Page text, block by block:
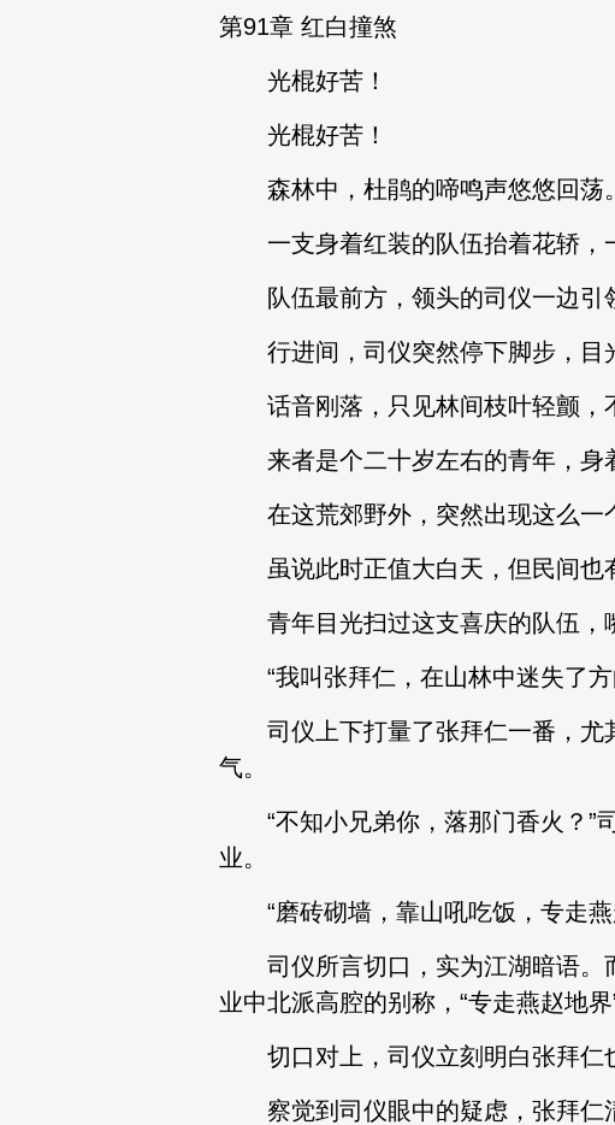
第91章 红白撞煞
光棍好苦！
光棍好苦！
森林中，杜鹃的啼鸣声悠悠回荡。
一支身着红装的队伍抬着花轿，
队伍最前方，领头的司仪一边引领
行进间，司仪突然停下脚步，目
话音刚落，只见林间枝叶轻颤，
来者是个二十岁左右的青年，身着
在这荒郊野外，突然出现这么一
虽说此时正值大白天，但民间也有
青年目光扫过这支喜庆的队伍，
“我叫张拜仁，在山林中迷失了方
司仪上下打量了张拜仁一番，尤
气。
“不知小兄弟你，落那门香火？”司
业。
“磨砖砌墙，靠山吼吃饭，专走燕
司仪所言切口，实为江湖暗语。而
业中北派高腔的别称，“专走燕赵地
切口对上，司仪立刻明白张拜仁
察觉到司仪眼中的疑虑，张拜仁